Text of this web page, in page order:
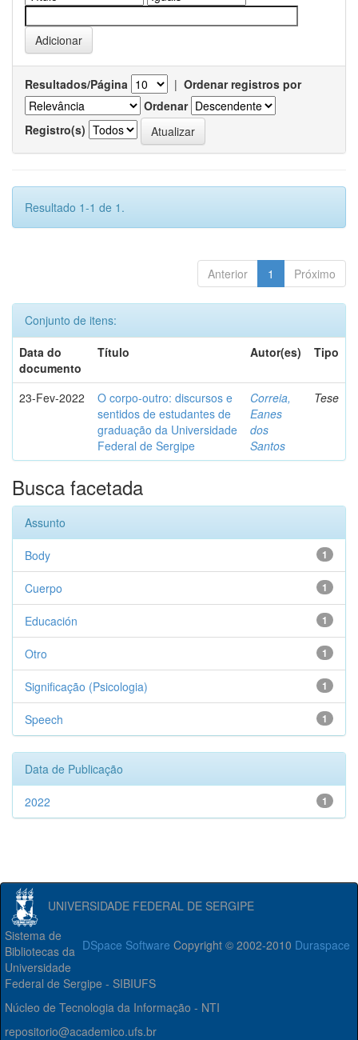
Resultados/Página | Ordenar registros por
Ordenar
Registro(s)
Resultado 1-1 de 1.
Anterior 1 Próximo
Conjunto de itens:
Data do
documento
Título Autor(es) Tipo
23-Fev-2022
O corpo-outro: discursos e
sentidos de estudantes de
graduação da Universidade
Federal de Sergipe
Correia,
Eanes
dos
Santos
Tese
Busca facetada
Assunto
1
Body
1
Cuerpo
1
Educación
1
Otro
1
Significação (Psicologia)
1
Speech
Data de Publicação
1
2022
UNIVERSIDADE FEDERAL DE SERGIPE
DSpace Software Copyright © 2002-2010 Duraspace
Sistema de
Bibliotecas da
Universidade
Federal de Sergipe - SIBIUFS
Núcleo de Tecnologia da Informação - NTI
repositorio@academico.ufs.br